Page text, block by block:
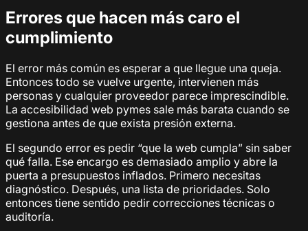
Errores que hacen más caro el
cumplimiento
El error más común es esperar a que llegue una queja.
Entonces todo se vuelve urgente, intervienen más
personas y cualquier proveedor parece imprescindible.
La accesibilidad web pymes sale más barata cuando se
gestiona antes de que exista presión externa.
El segundo error es pedir “que la web cumpla” sin saber
qué falla. Ese encargo es demasiado amplio y abre la
puerta a presupuestos inflados. Primero necesitas
diagnóstico. Después, una lista de prioridades. Solo
entonces tiene sentido pedir correcciones técnicas o
auditoría.